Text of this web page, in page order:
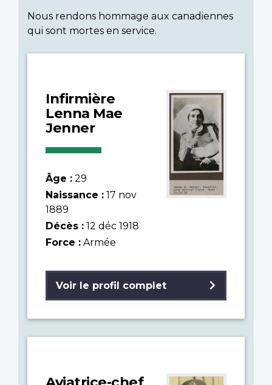
Nous rendons hommage aux canadiennes
qui sont mortes en service.
Infirmière
Lenna Mae
Jenner
Âge : 29
Naissance : 17 nov
1889
Décès : 12 déc 1918
Force : Armée
Voir le profil complet